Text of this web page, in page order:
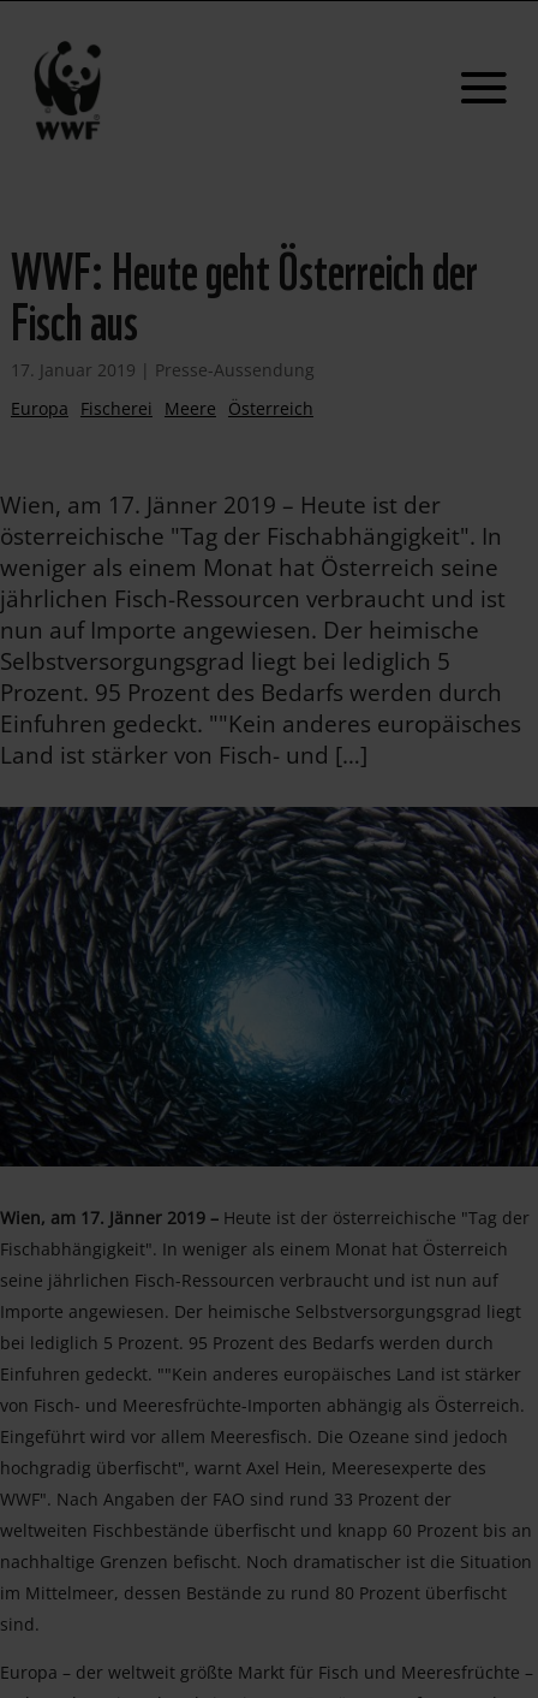
WWF: Heute geht Österreich der
Fisch aus
17. Januar 2019 | Presse-Aussendung
Europa
Fischerei Meere Österreich
Wien, am 17. Jänner 2019 – Heute ist der
österreichische "Tag der Fischabhängigkeit". In
weniger als einem Monat hat Österreich seine
jährlichen Fisch-Ressourcen verbraucht und ist
nun auf Importe angewiesen. Der heimische
Selbstversorgungsgrad liegt bei lediglich 5
Prozent. 95 Prozent des Bedarfs werden durch
Einfuhren gedeckt. ""Kein anderes europäisches
Land ist stärker von Fisch- und […]
Wien, am 17. Jänner 2019 – Heute ist der österreichische "Tag der
Fischabhängigkeit". In weniger als einem Monat hat Österreich
seine jährlichen Fisch-Ressourcen verbraucht und ist nun auf
Importe angewiesen. Der heimische Selbstversorgungsgrad liegt
bei lediglich 5 Prozent. 95 Prozent des Bedarfs werden durch
Einfuhren gedeckt. ""Kein anderes europäisches Land ist stärker
von Fisch- und Meeresfrüchte-Importen abhängig als Österreich.
Eingeführt wird vor allem Meeresfisch. Die Ozeane sind jedoch
hochgradig überfischt", warnt Axel Hein, Meeresexperte des
WWF". Nach Angaben der FAO sind rund 33 Prozent der
weltweiten Fischbestände überfischt und knapp 60 Prozent bis an
nachhaltige Grenzen befischt. Noch dramatischer ist die Situation
im Mittelmeer, dessen Bestände zu rund 80 Prozent überfischt
sind.
Europa – der weltweit größte Markt für Fisch und Meeresfrüchte –